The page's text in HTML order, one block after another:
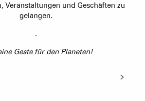
Veranstaltungen und Geschäften zu
gelangen.
.
Geste für den Planeten!